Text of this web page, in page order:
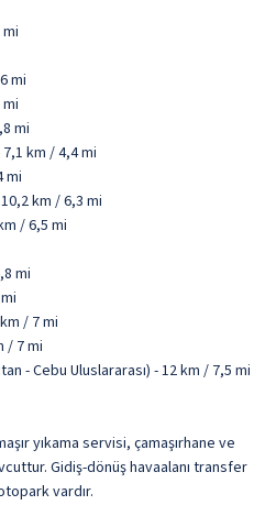
mi
mi
km / 4,4 mi
mi
km / 6,3 mi
/ 6,5 mi
mi
/ 7 mi
/ 7 mi
- Cebu Uluslararası) - 12 km / 7,5 mi
yıkama servisi, çamaşırhane ve
Gidiş-dönüş havaalanı transfer
vardır.